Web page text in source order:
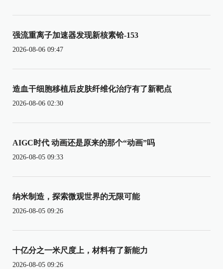
强流重离子加速器发现新核素铪-153
2026-08-06 09:47
造血干细胞移植后皮肤纤维化治疗有了新靶点
2026-08-06 02:30
AIGC时代 动画还是原来的那个“动画”吗
2026-08-05 09:33
纳米制造，探索微观世界的无限可能
2026-08-05 09:26
十亿分之一米尺度上，材料有了新能力
2026-08-05 09:26